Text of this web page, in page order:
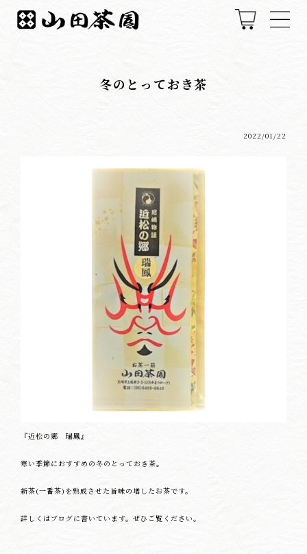
冬のとっておき茶
2022/01/22
『近松の郷 瑞鳳』
寒い季節におすすめの冬のとっておき茶。
新茶(一番茶)を熟成させた旨味の増したお茶です。
詳しくはブログに書いています。ぜひご覧ください。